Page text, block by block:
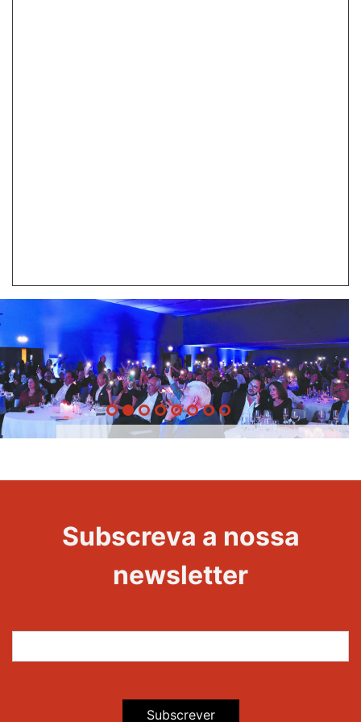
Evento
Maravilhas
Subscreva a nossa
newsletter
Subscrever